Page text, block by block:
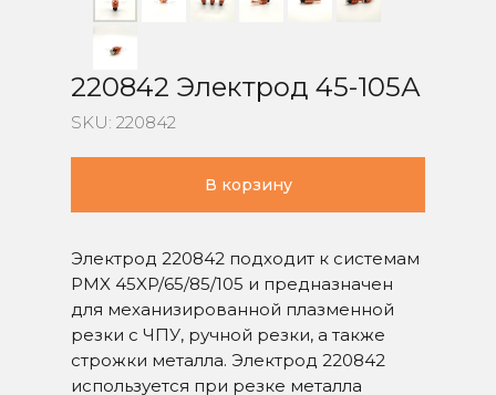
220842 Электрод 45-105А
SKU: 220842
В корзину
Электрод 220842 подходит к системам
PMX 45XP/65/85/105 и предназначен
для механизированной плазменной
резки с ЧПУ, ручной резки, а также
строжки металла. Электрод 220842
используется при резке металла